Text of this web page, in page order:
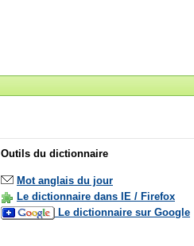
Outils du dictionnaire
Mot anglais du jour
Le dictionnaire dans IE / Firefox
Le dictionnaire sur Google